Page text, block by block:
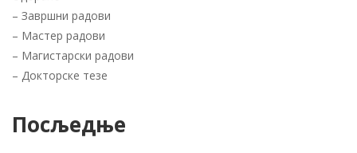
– Завршни радови
– Мастер радови
– Магистарски радови
– Докторске тезе
Посљедње